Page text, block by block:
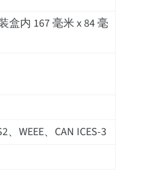
盒内 167 毫米 x 84 毫
WEEE、CAN ICES-3